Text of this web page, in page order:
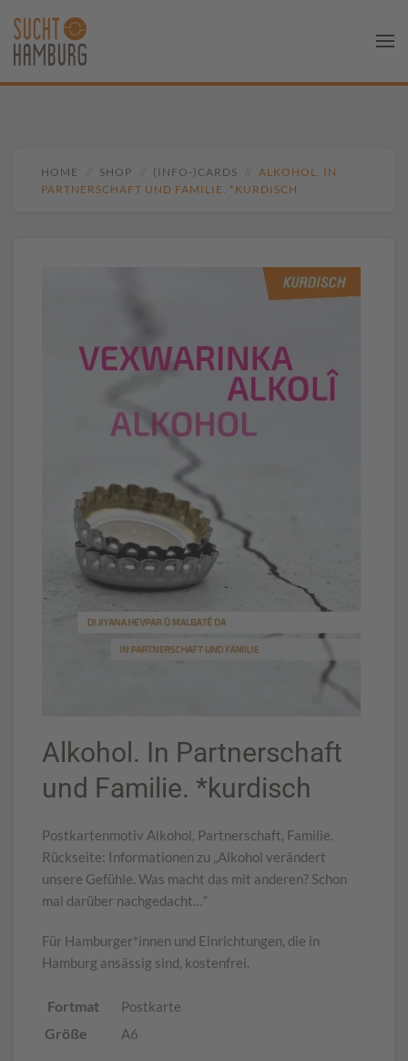
HOME SHOP (INFO-)CARDS
ALKOHOL. IN
PARTNERSCHAFT UND FAMILIE. *KURDISCH
Alkohol. In Partnerschaft
und Familie. *kurdisch
Postkartenmotiv Alkohol, Partnerschaft, Familie.
Rückseite: Informationen zu „Alkohol verändert
unsere Gefühle. Was macht das mit anderen? Schon
mal darüber nachgedacht…“
Für Hamburger*innen und Einrichtungen, die in
Hamburg ansässig sind, kostenfrei.
Fortmat Postkarte
Größe A6